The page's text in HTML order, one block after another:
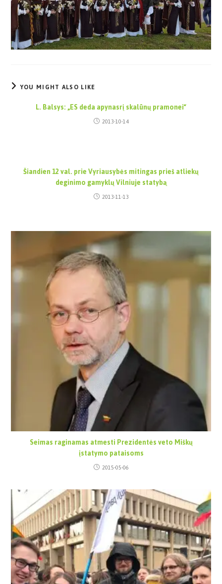
YOU MIGHT ALSO LIKE
L. Balsys: „ES deda apynasrį skalūnų pramonei“
2013-10-14
Šiandien 12 val. prie Vyriausybės mitingas prieš atliekų
deginimo gamyklų Vilniuje statybą
2013-11-13
Seimas raginamas atmesti Prezidentės veto Miškų
įstatymo pataisoms
2015-05-06